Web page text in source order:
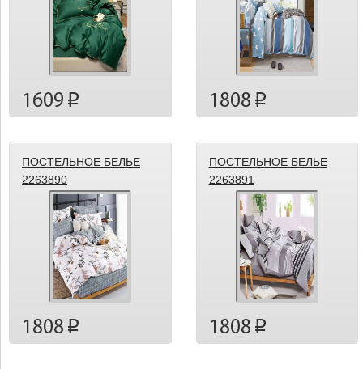
1609 p 1808 p
ПОСТЕЛЬНОЕ БЕЛЬЕ
2263890
1808 p
ПОСТЕЛЬНОЕ БЕЛЬЕ
2263891
1808 p